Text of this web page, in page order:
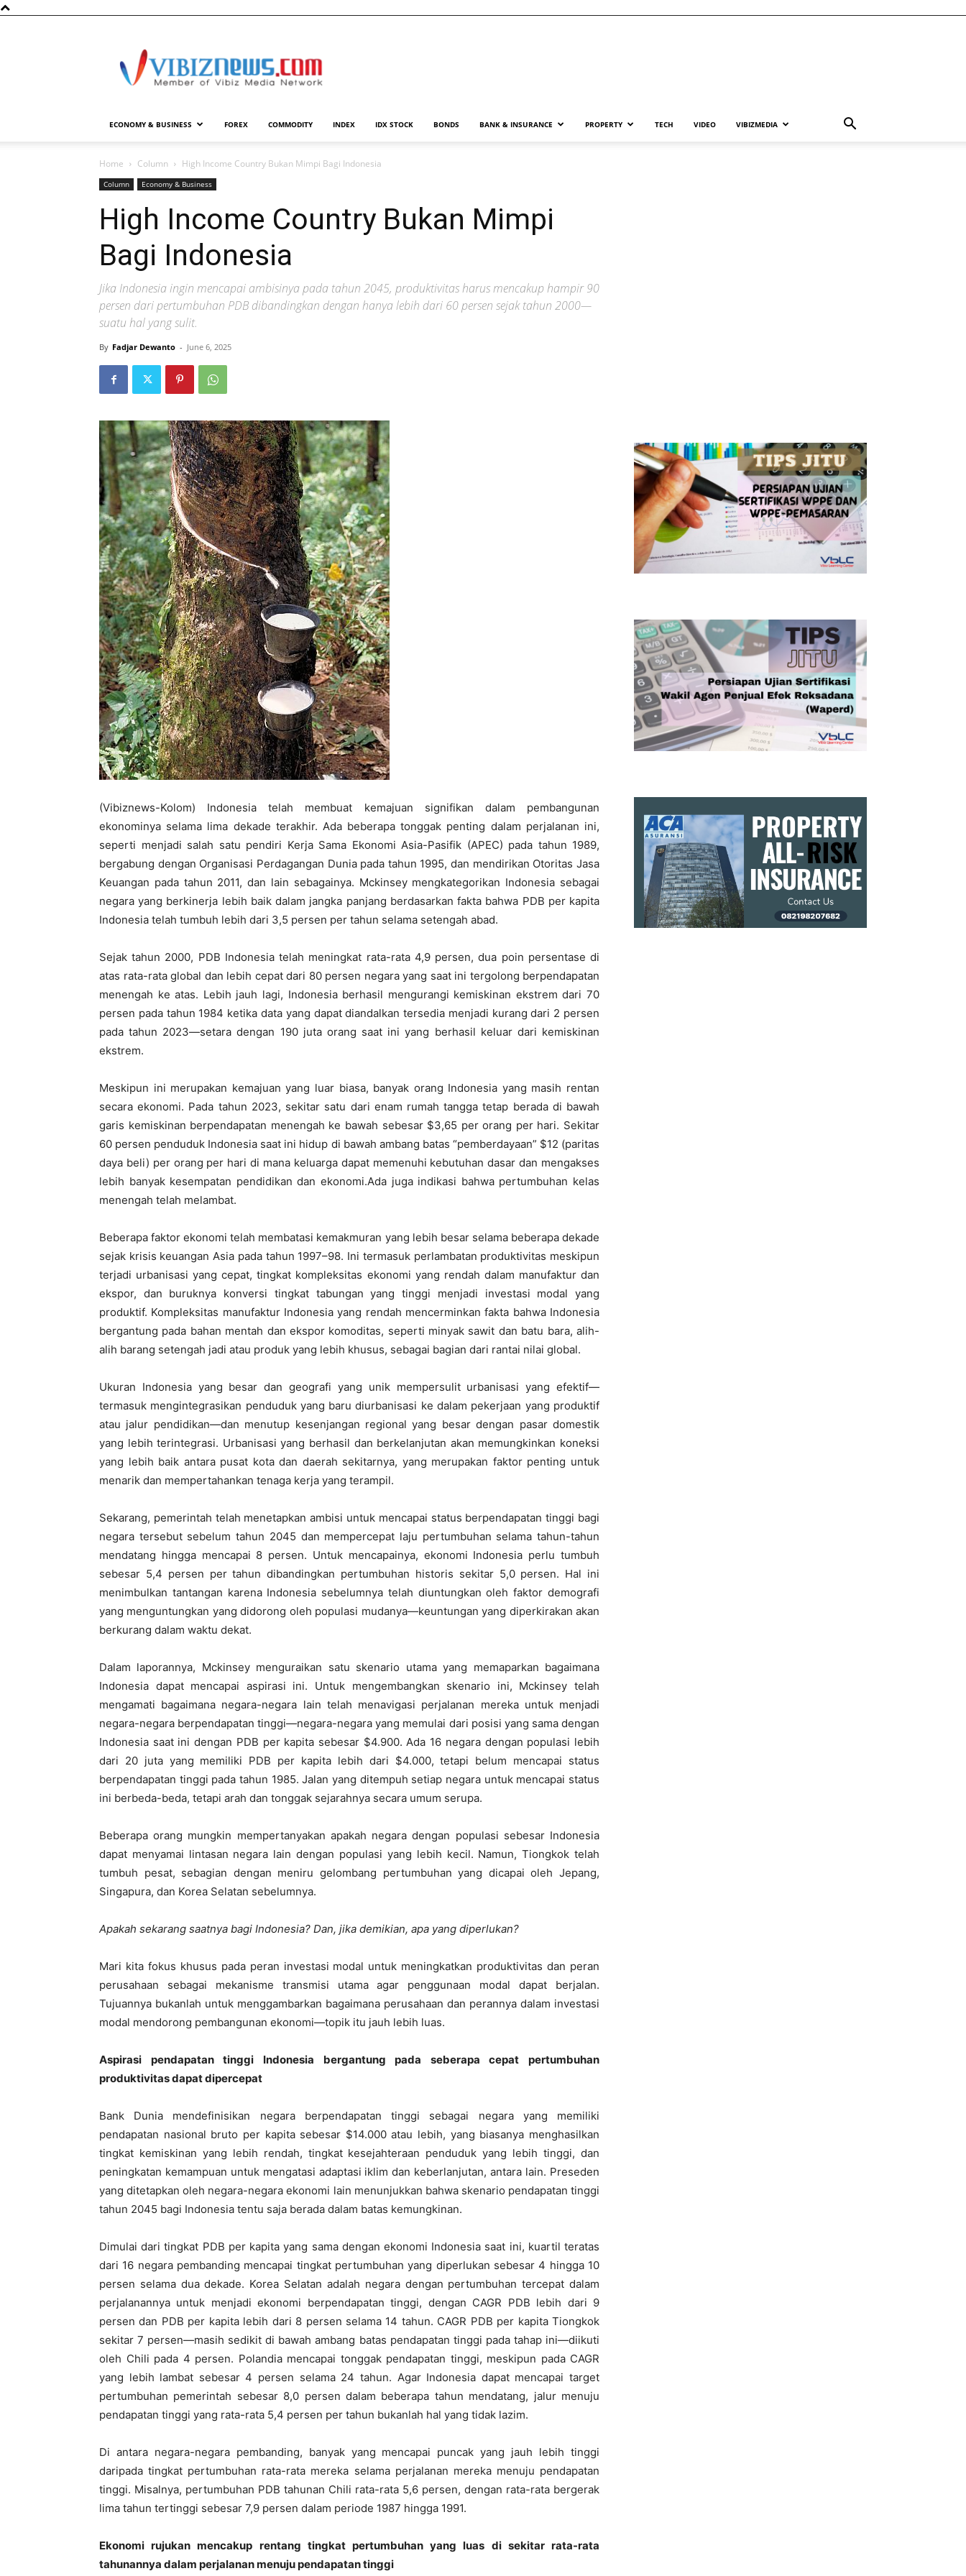
ECONOMY & BUSINESS FOREX COMMODITY INDEX IDX STOCK BONDS BANK & INSURANCE PROPERTY TECH VIDEO VIBIZMEDIA
Home Column High Income Country Bukan Mimpi Bagi Indonesia
Column Economy & Business
High Income Country Bukan Mimpi
Bagi Indonesia
Jika Indonesia ingin mencapai ambisinya pada tahun 2045, produktivitas harus mencakup hampir 90
persen dari pertumbuhan PDB dibandingkan dengan hanya lebih dari 60 persen sejak tahun 2000—
suatu hal yang sulit.
By Fadjar Dewanto - June 6, 2025
(Vibiznews-Kolom) Indonesia telah membuat kemajuan signifikan dalam pembangunan
ekonominya selama lima dekade terakhir. Ada beberapa tonggak penting dalam perjalanan ini,
seperti menjadi salah satu pendiri Kerja Sama Ekonomi Asia-Pasifik (APEC) pada tahun 1989,
bergabung dengan Organisasi Perdagangan Dunia pada tahun 1995, dan mendirikan Otoritas Jasa
Keuangan pada tahun 2011, dan lain sebagainya. Mckinsey mengkategorikan Indonesia sebagai
negara yang berkinerja lebih baik dalam jangka panjang berdasarkan fakta bahwa PDB per kapita
Indonesia telah tumbuh lebih dari 3,5 persen per tahun selama setengah abad.
Sejak tahun 2000, PDB Indonesia telah meningkat rata-rata 4,9 persen, dua poin persentase di
atas rata-rata global dan lebih cepat dari 80 persen negara yang saat ini tergolong berpendapatan
menengah ke atas. Lebih jauh lagi, Indonesia berhasil mengurangi kemiskinan ekstrem dari 70
persen pada tahun 1984 ketika data yang dapat diandalkan tersedia menjadi kurang dari 2 persen
pada tahun 2023—setara dengan 190 juta orang saat ini yang berhasil keluar dari kemiskinan
ekstrem.
Meskipun ini merupakan kemajuan yang luar biasa, banyak orang Indonesia yang masih rentan
secara ekonomi. Pada tahun 2023, sekitar satu dari enam rumah tangga tetap berada di bawah
garis kemiskinan berpendapatan menengah ke bawah sebesar $3,65 per orang per hari. Sekitar
60 persen penduduk Indonesia saat ini hidup di bawah ambang batas “pemberdayaan” $12 (paritas
daya beli) per orang per hari di mana keluarga dapat memenuhi kebutuhan dasar dan mengakses
lebih banyak kesempatan pendidikan dan ekonomi.Ada juga indikasi bahwa pertumbuhan kelas
menengah telah melambat.
Beberapa faktor ekonomi telah membatasi kemakmuran yang lebih besar selama beberapa dekade
sejak krisis keuangan Asia pada tahun 1997–98. Ini termasuk perlambatan produktivitas meskipun
terjadi urbanisasi yang cepat, tingkat kompleksitas ekonomi yang rendah dalam manufaktur dan
ekspor, dan buruknya konversi tingkat tabungan yang tinggi menjadi investasi modal yang
produktif. Kompleksitas manufaktur Indonesia yang rendah mencerminkan fakta bahwa Indonesia
bergantung pada bahan mentah dan ekspor komoditas, seperti minyak sawit dan batu bara, alih-
alih barang setengah jadi atau produk yang lebih khusus, sebagai bagian dari rantai nilai global.
Ukuran Indonesia yang besar dan geografi yang unik mempersulit urbanisasi yang efektif—
termasuk mengintegrasikan penduduk yang baru diurbanisasi ke dalam pekerjaan yang produktif
atau jalur pendidikan—dan menutup kesenjangan regional yang besar dengan pasar domestik
yang lebih terintegrasi. Urbanisasi yang berhasil dan berkelanjutan akan memungkinkan koneksi
yang lebih baik antara pusat kota dan daerah sekitarnya, yang merupakan faktor penting untuk
menarik dan mempertahankan tenaga kerja yang terampil.
Sekarang, pemerintah telah menetapkan ambisi untuk mencapai status berpendapatan tinggi bagi
negara tersebut sebelum tahun 2045 dan mempercepat laju pertumbuhan selama tahun-tahun
mendatang hingga mencapai 8 persen. Untuk mencapainya, ekonomi Indonesia perlu tumbuh
sebesar 5,4 persen per tahun dibandingkan pertumbuhan historis sekitar 5,0 persen. Hal ini
menimbulkan tantangan karena Indonesia sebelumnya telah diuntungkan oleh faktor demografi
yang menguntungkan yang didorong oleh populasi mudanya—keuntungan yang diperkirakan akan
berkurang dalam waktu dekat.
Dalam laporannya, Mckinsey menguraikan satu skenario utama yang memaparkan bagaimana
Indonesia dapat mencapai aspirasi ini. Untuk mengembangkan skenario ini, Mckinsey telah
mengamati bagaimana negara-negara lain telah menavigasi perjalanan mereka untuk menjadi
negara-negara berpendapatan tinggi—negara-negara yang memulai dari posisi yang sama dengan
Indonesia saat ini dengan PDB per kapita sebesar $4.900. Ada 16 negara dengan populasi lebih
dari 20 juta yang memiliki PDB per kapita lebih dari $4.000, tetapi belum mencapai status
berpendapatan tinggi pada tahun 1985. Jalan yang ditempuh setiap negara untuk mencapai status
ini berbeda-beda, tetapi arah dan tonggak sejarahnya secara umum serupa.
Beberapa orang mungkin mempertanyakan apakah negara dengan populasi sebesar Indonesia
dapat menyamai lintasan negara lain dengan populasi yang lebih kecil. Namun, Tiongkok telah
tumbuh pesat, sebagian dengan meniru gelombang pertumbuhan yang dicapai oleh Jepang,
Singapura, dan Korea Selatan sebelumnya.
Apakah sekarang saatnya bagi Indonesia? Dan, jika demikian, apa yang diperlukan?
Mari kita fokus khusus pada peran investasi modal untuk meningkatkan produktivitas dan peran
perusahaan sebagai mekanisme transmisi utama agar penggunaan modal dapat berjalan.
Tujuannya bukanlah untuk menggambarkan bagaimana perusahaan dan perannya dalam investasi
modal mendorong pembangunan ekonomi—topik itu jauh lebih luas.
Aspirasi pendapatan tinggi Indonesia bergantung pada seberapa cepat pertumbuhan
produktivitas dapat dipercepat
Bank Dunia mendefinisikan negara berpendapatan tinggi sebagai negara yang memiliki
pendapatan nasional bruto per kapita sebesar $14.000 atau lebih, yang biasanya menghasilkan
tingkat kemiskinan yang lebih rendah, tingkat kesejahteraan penduduk yang lebih tinggi, dan
peningkatan kemampuan untuk mengatasi adaptasi iklim dan keberlanjutan, antara lain. Preseden
yang ditetapkan oleh negara-negara ekonomi lain menunjukkan bahwa skenario pendapatan tinggi
tahun 2045 bagi Indonesia tentu saja berada dalam batas kemungkinan.
Dimulai dari tingkat PDB per kapita yang sama dengan ekonomi Indonesia saat ini, kuartil teratas
dari 16 negara pembanding mencapai tingkat pertumbuhan yang diperlukan sebesar 4 hingga 10
persen selama dua dekade. Korea Selatan adalah negara dengan pertumbuhan tercepat dalam
perjalanannya untuk menjadi ekonomi berpendapatan tinggi, dengan CAGR PDB lebih dari 9
persen dan PDB per kapita lebih dari 8 persen selama 14 tahun. CAGR PDB per kapita Tiongkok
sekitar 7 persen—masih sedikit di bawah ambang batas pendapatan tinggi pada tahap ini—diikuti
oleh Chili pada 4 persen. Polandia mencapai tonggak pendapatan tinggi, meskipun pada CAGR
yang lebih lambat sebesar 4 persen selama 24 tahun. Agar Indonesia dapat mencapai target
pertumbuhan pemerintah sebesar 8,0 persen dalam beberapa tahun mendatang, jalur menuju
pendapatan tinggi yang rata-rata 5,4 persen per tahun bukanlah hal yang tidak lazim.
Di antara negara-negara pembanding, banyak yang mencapai puncak yang jauh lebih tinggi
daripada tingkat pertumbuhan rata-rata mereka selama perjalanan mereka menuju pendapatan
tinggi. Misalnya, pertumbuhan PDB tahunan Chili rata-rata 5,6 persen, dengan rata-rata bergerak
lima tahun tertinggi sebesar 7,9 persen dalam periode 1987 hingga 1991.
Ekonomi rujukan mencakup rentang tingkat pertumbuhan yang luas di sekitar rata-rata
tahunannya dalam perjalanan menuju pendapatan tinggi